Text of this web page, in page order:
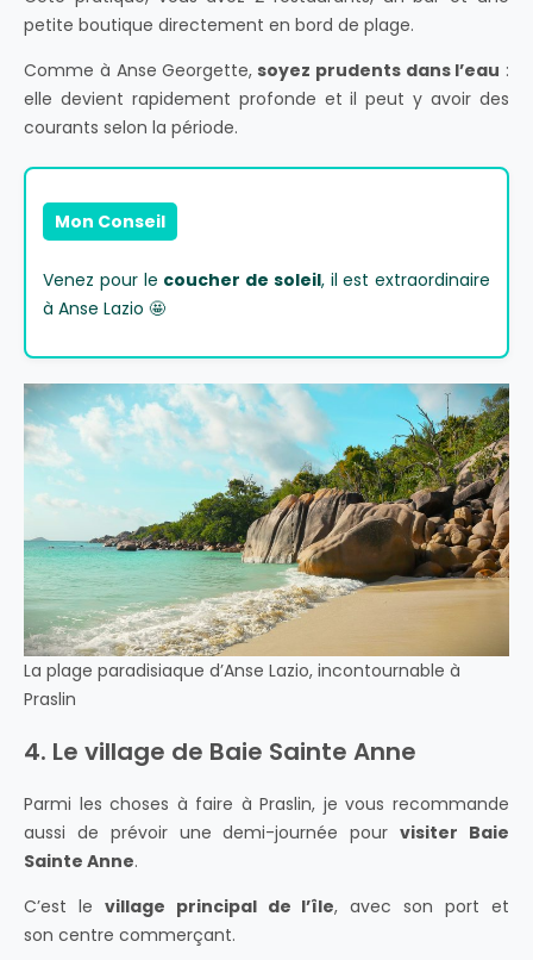
petite boutique directement en bord de plage.
Comme à Anse Georgette, soyez prudents dans l’eau :
elle devient rapidement profonde et il peut y avoir des
courants selon la période.
Mon Conseil
Venez pour le coucher de soleil, il est extraordinaire
à Anse Lazio 🤩
La plage paradisiaque d’Anse Lazio, incontournable à
Praslin
4. Le village de Baie Sainte Anne
Parmi les choses à faire à Praslin, je vous recommande
aussi de prévoir une demi-journée pourvisiter Baie
Sainte Anne.
C’est le village principal de l’île, avec son port et
son centre commerçant.